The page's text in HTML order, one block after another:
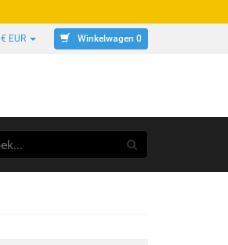
€ EUR Winkelwagen 0